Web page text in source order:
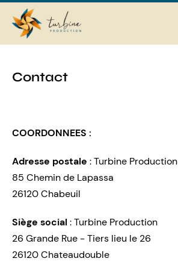
Contact
COORDONNEES :
Adresse postale : Turbine Production
85 Chemin de Lapassa
26120 Chabeuil
Siège social: Turbine Production
26 Grande Rue - Tiers lieu le 26
26120 Chateaudouble